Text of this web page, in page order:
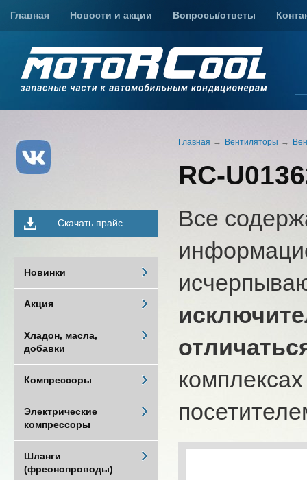
Главная Новости и акции Вопросы/ответы
Главная Вентиляторы
RC-
Все
Скачать прайс
Новинки
Акция
Хладон, масла,
добавки
Компрессоры
Электрические
компрессоры
Шланги
(фреонопроводы)